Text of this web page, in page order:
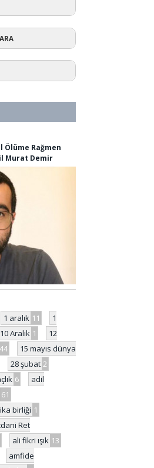
Ölüme Rağmen
Murat Demir
1 aralık 11
1
10 Aralık 1
12
44
15 mayıs dünya
28 şubat 2
6
adil
61
birliği 1
Ret
ali fikri ışık 13
amfide